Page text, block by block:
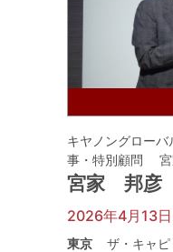
キヤノングロー
事・特別顧問
宮家 邦
2026年4月13
東京 ザ・キャ